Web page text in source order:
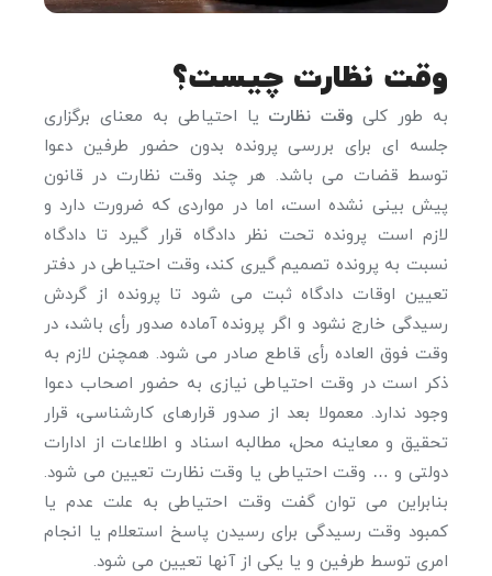
وقت نظارت چیست؟
به طور کلیوقت نظارت یا احتیاطی به معنای برگزاری
جلسه ای برای بررسی پرونده بدون حضور طرفین دعوا
توسط قضات می باشد. هر چند وقت نظارت در قانون
پیش بینی نشده است، اما در مواردی که ضرورت دارد و
لازم است پرونده تحت نظر دادگاه قرار گیرد تا دادگاه
نسبت به پرونده تصمیم گیری کند، وقت احتیاطی در دفتر
تعیین اوقات دادگاه ثبت می شود تا پرونده از گردش
رسیدگی خارج نشود و اگر پرونده آماده صدور رأی باشد، در
وقت فوق العاده رأی قاطع صادر می شود. همچنن لازم به
ذکر است در وقت احتیاطی نیازی به حضور اصحاب دعوا
وجود ندارد. معمولا بعد از صدور قرارهای کارشناسی، قرار
تحقیق و معاینه محل، مطالبه اسناد و اطلاعات از ادارات
دولتی و … وقت احتیاطی یا وقت نظارت تعیین می شود.
بنابراین می توان گفت وقت احتیاطی به علت عدم یا
کمبود وقت رسیدگی برای رسیدن پاسخ استعلام یا انجام
امری توسط طرفین و یا یکی از آنها تعیین می شود.